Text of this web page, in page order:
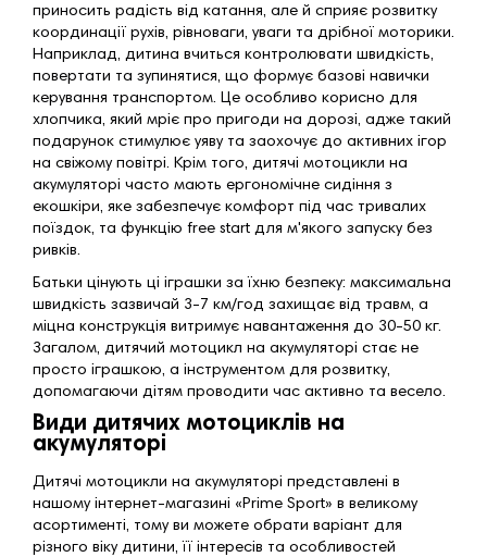
приносить радість від катання, але й сприяє розвитку
координації рухів, рівноваги, уваги та дрібної моторики.
Наприклад, дитина вчиться контролювати швидкість,
повертати та зупинятися, що формує базові навички
керування транспортом. Це особливо корисно для
хлопчика, який мріє про пригоди на дорозі, адже такий
подарунок стимулює уяву та заохочує до активних ігор
на свіжому повітрі. Крім того, дитячі мотоцикли на
акумуляторі часто мають ергономічне сидіння з
екошкіри, яке забезпечує комфорт під час тривалих
поїздок, та функцію free start для м'якого запуску без
ривків.
Батьки цінують ці іграшки за їхню безпеку: максимальна
швидкість зазвичай 3-7 км/год захищає від травм, а
міцна конструкція витримує навантаження до 30-50 кг.
Загалом, дитячий мотоцикл на акумуляторі стає не
просто іграшкою, а інструментом для розвитку,
допомагаючи дітям проводити час активно та весело.
Види дитячих мотоциклів на
акумуляторі
Дитячі мотоцикли на акумуляторі представлені в
нашому інтернет-магазині « Prime Sport» в великому
асортименті, тому ви можете обрати варіант для
різного віку дитини, її інтересів та особливостей